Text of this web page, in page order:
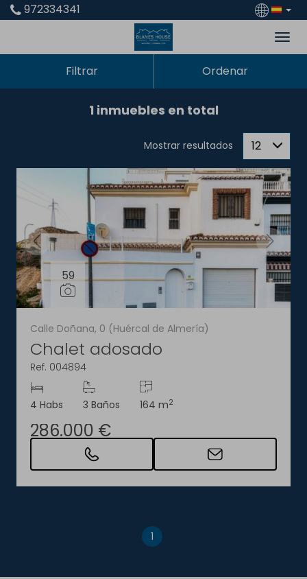
972334341
Filtrar Ordenar
1 inmuebles en total
Mostrar resultados 12
59
Calle Doñana, 0 (Huércal de Almería)
Chalet adosado
Ref. 004894
4 Habs 3 Baños 164 m2
286.000 €
1